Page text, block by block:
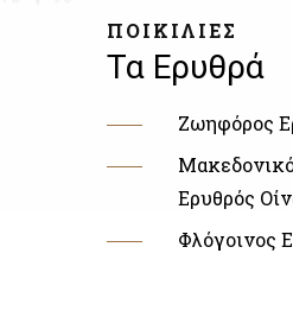
ΠΟΙΚΙΛΙΕΣ
Τα Ερυθρά
Ζωηφόρος
Ερυθρός
Φλόγοινος